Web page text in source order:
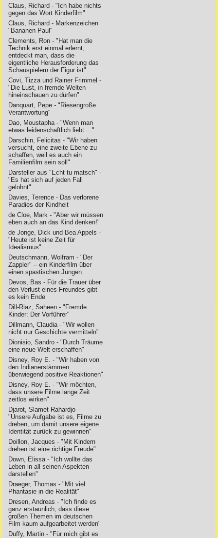
Claus, Richard - "Ich habe nichts
gegen das Wort Kinderfilm"
Claus, Richard - Markenzeichen
"Bananen Paul"
Clements, Ron - "Hat man die
Technik erst einmal erlernt,
entdeckt man, dass die
eigentliche Herausforderung das
Schauspielern der Figur ist"
Covi, Tizza und Rainer Frimmel -
"Die Lust, in fremde Welten
hineinschauen zu dürfen"
Danquart, Pepe - "Riesengroße
Verantwortung"
Dao, Moustapha - "Wenn man
etwas leidenschaftlich liebt ..."
Darschin, Felicitas - "Wir haben
versucht, eine zweite Ebene zu
schaffen, weil es auch ein
Familienfilm sein soll"
Darsteller aus "Echt tu matsch" -
"Es hat sich auf jeden Fall
gelohnt"
Davies, Terence - Das verlorene
Paradies der Kindheit
de Cloe, Mark - "Aber wir müssen
eben auch an das Kind denken!"
de Jonge, Dick und Bea Appels -
"Heute ist keine Zeit für
Idealismus"
Deutschmann, Wolfram - "Der
Zappler" – ein Kinderfilm über
einen spastischen Jungen
Devos, Bas - Für die Trauer über
den Verlust eines Freundes gibt
es kein Ende
Dill-Riaz, Saheen - "Fremde
Kinder: Der Vorführer"
Dillmann, Claudia - "Wir wollen
nicht nur Geschichte vermitteln"
Dionisio, Sandro - "Durch Träume
eine neue Welt erschaffen"
Disney, Roy E. - "Wir haben von
den Indianerstämmen
überwiegend positive Reaktionen"
Disney, Roy E. - "Wir möchten,
dass unsere Filme lange Zeit
zeitlos wirken"
Djarot, Slamet Rahardjo -
"Unsere Aufgabe ist es, Filme zu
drehen, um damit unsere eigene
Identität zurück zu gewinnen"
Doillon, Jacques - "Mit Kindern
drehen ist eine richtige Freude"
Down, Elissa - "Ich wollte das
Leben in all seinen Aspekten
darstellen"
Draeger, Thomas - "Mit viel
Phantasie in die Realität"
Dresen, Andreas - "Ich finde es
ganz erstaunlich, dass diese
großen Themen im deutschen
Film kaum aufgearbeitet werden"
Duffy, Martin - "Für mich gibt es